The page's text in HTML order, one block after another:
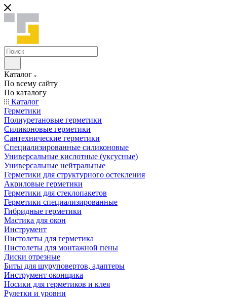
Каталог
По всему сайту
По каталогу
Каталог
Герметики
Полиуретановые герметики
Силиконовые герметики
Сантехнические герметики
Специализированные силиконовые
Универсальные кислотные (уксусные)
Универсальные нейтральные
Герметики для структурного остекления
Акриловые герметики
Герметики для стеклопакетов
Герметики специализированные
Гибридные герметики
Мастика для окон
Инструмент
Пистолеты для герметика
Пистолеты для монтажной пены
Диски отрезные
Биты для шуруповертов, адаптеры
Инструмент оконщика
Носики для герметиков и клея
Рулетки и уровни